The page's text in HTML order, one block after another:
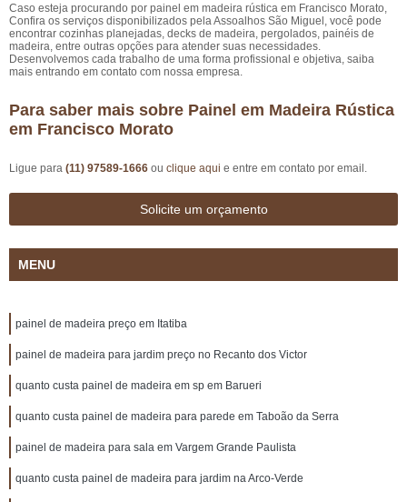
Caso esteja procurando por painel em madeira rústica em Francisco Morato,
Confira os serviços disponibilizados pela Assoalhos São Miguel, você pode
encontrar cozinhas planejadas, decks de madeira, pergolados, painéis de
madeira, entre outras opções para atender suas necessidades.
Desenvolvemos cada trabalho de uma forma profissional e objetiva, saiba
mais entrando em contato com nossa empresa.
Para saber mais sobre Painel em Madeira Rústica
em Francisco Morato
Ligue para (11) 97589-1666 ou clique aqui e entre em contato por email.
Solicite um orçamento
MENU
painel de madeira preço em Itatiba
painel de madeira para jardim preço no Recanto dos Victor
quanto custa painel de madeira em sp em Barueri
quanto custa painel de madeira para parede em Taboão da Serra
painel de madeira para sala em Vargem Grande Paulista
quanto custa painel de madeira para jardim na Arco-Verde